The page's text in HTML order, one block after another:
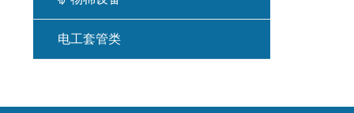
电工套管类